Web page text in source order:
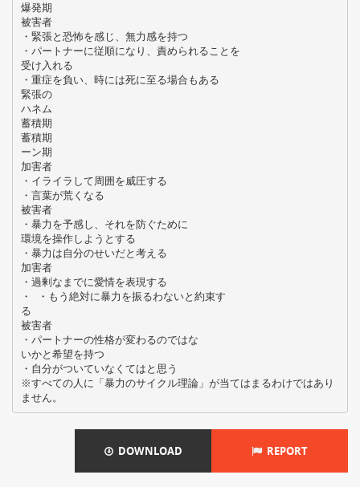
爆発期
被害者
・緊張と恐怖を感じ、無力感を持つ
・パートナーに従順になり、責められることを
受け入れる
・重症を負い、時には死に至る場合もある
緊張の
ハネム
蓄積期
蓄積期
ーン期
加害者
・イライラして周囲を威圧する
・言葉が荒くなる
被害者
・暴力を予感し、それを防ぐために
環境を操作しようとする
・暴力は自分のせいだと考える
加害者
・過剰なまでに愛情を表現する
・ ・もう絶対に暴力を振るわないと約束す
る
被害者
・パートナーの性格が変わるのではな
いかと希望を持つ
・自分がついていなくてはと思う
※すべての人に「暴力のサイクル理論」が当てはまるわけではあり
DOWNLOAD REPORT